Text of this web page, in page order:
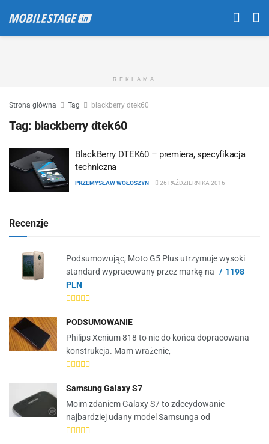
REKLAMA
Strona główna Tag blackberry dtek60
Tag: blackberry dtek60
BlackBerry DTEK60 – premiera, specyfikacja
techniczna
PRZEMYSŁAW WOŁOSZYN 26 PAŹDZIERNIKA 2016
Recenzje
Podsumowując, Moto G5 Plus utrzymuje wysoki
standard wypracowany przez markę na
1198
PLN
PODSUMOWANIE
Philips Xenium 818 to nie do końca dopracowana
konstrukcja. Mam wrażenie,
Samsung Galaxy S7
Moim zdaniem Galaxy S7 to zdecydowanie
najbardziej udany model Samsunga od